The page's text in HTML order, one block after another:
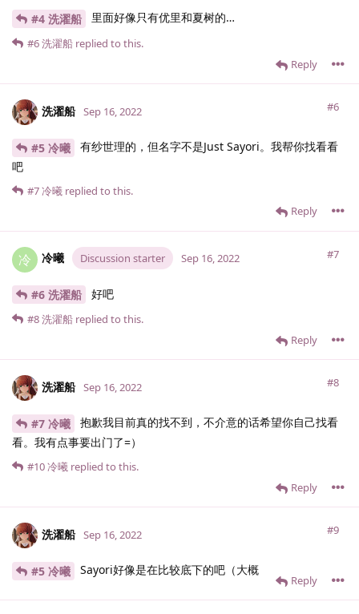
#4 洗濯船 里面好像只有优里和夏树的…
Reply
#6洗濯船 replied to this.
洗濯船 #6
Sep 16, 2022
#5 冷曦
有纱世理的，但名字不是Just Sayori。我帮你找看看
吧
Reply
#7冷曦 replied to this.
冷 冷曦 Discussion starter #7
Sep 16, 2022
#6 洗濯船 好吧
Reply
#8洗濯船 replied to this.
洗濯船 #8
Sep 16, 2022
#7 冷曦
抱歉我目前真的找不到，不介意的话希望你自己找看
看。我有点事要出门了=）
Reply
#10冷曦 replied to this.
洗濯船 #9
Sep 16, 2022
#5 冷曦 Sayori好像是在比较底下的吧（大概
Reply